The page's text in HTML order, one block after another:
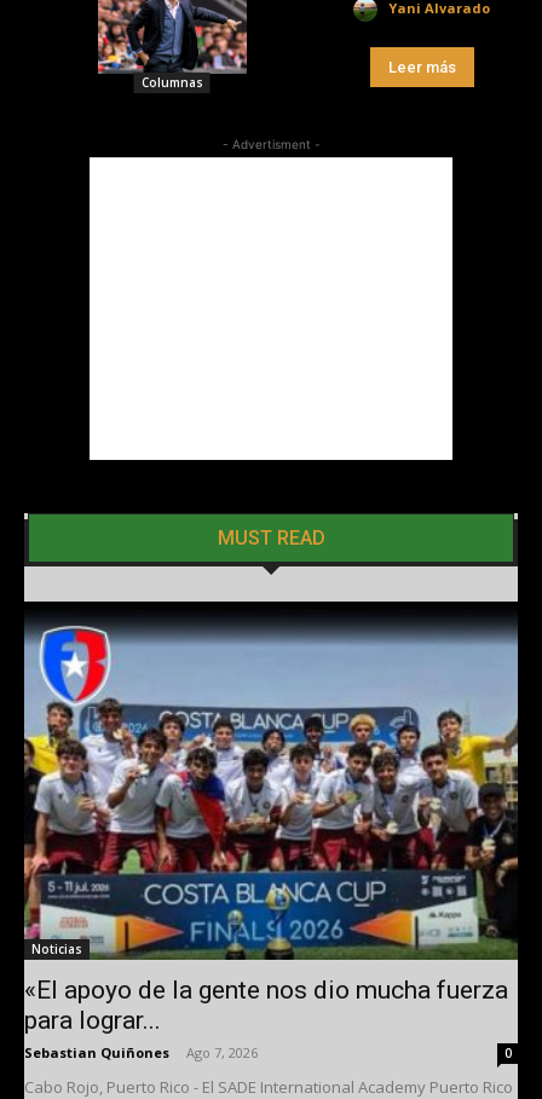
Columnas
Yani Alvarado
Leer más
- Advertisment -
MUST READ
Noticias
«El apoyo de la gente nos dio mucha fuerza
para lograr...
Sebastian Quiñones Ago 7, 2026 0
Cabo Rojo, Puerto Rico - El SADE International Academy Puerto Rico